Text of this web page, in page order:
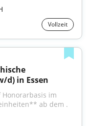
Vollzeit
d) in Essen
Honorarbasis im
ab dem .